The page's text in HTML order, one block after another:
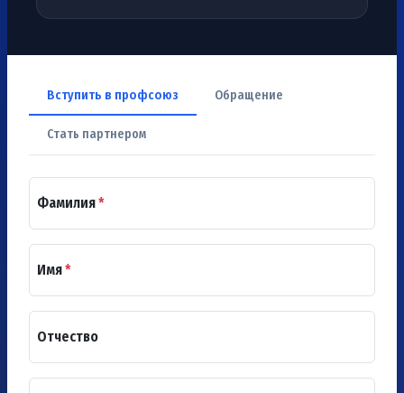
Вступить в профсоюз Обращение
Стать партнером
Фамилия*
Имя*
Отчество